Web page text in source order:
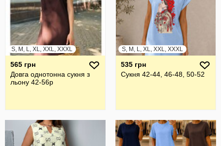
S, M, L, XL, XXL, XXXL
565 грн
Довга однотонна сукня з
льону 42-56р
S, M, L, XL, XXL, XXXL
535 грн
Сукня 42-44, 46-48, 50-52